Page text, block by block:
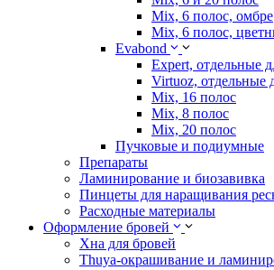
Mix, 6 полос, омбре
Mix, 6 полос,
Evabond
Expert, отдельные
Virtuoz, отдельные
Mix, 16 полос
Mix, 8 полос
Mix, 20 полос
Пучковые и подиумные
Препараты
Ламинирование и биозавивка
Пинцеты для наращивания
Расходные материалы
Оформление бровей
Хна для бровей
Thuya-окрашивание и